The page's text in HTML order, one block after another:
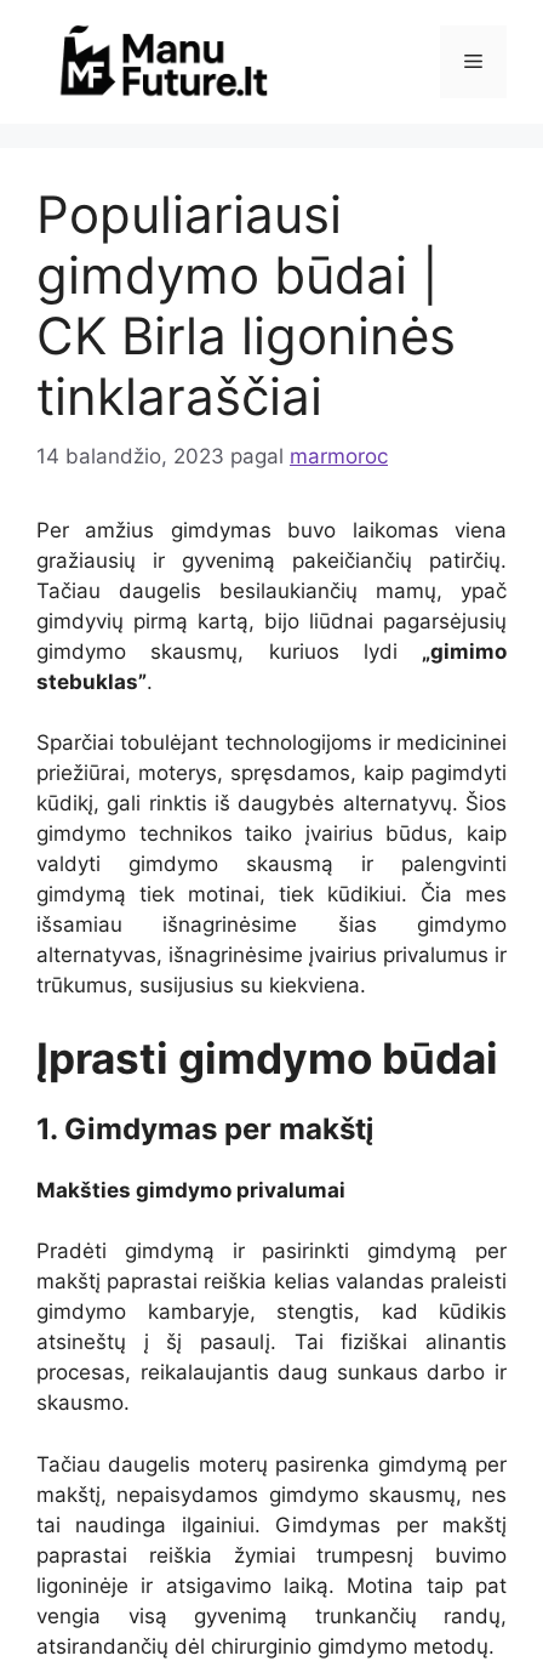
Meniu
Populiariausi
gimdymo būdai |
CK Birla ligoninės
tinklaraščiai
14 balandžio, 2023 pagal marmoroc
Per amžius gimdymas buvo laikomas viena
gražiausių ir gyvenimą pakeičiančių patirčių.
Tačiau daugelis besilaukiančių mamų, ypač
gimdyvių pirmą kartą, bijo liūdnai pagarsėjusių
gimdymo skausmų, kuriuos lydi „gimimo
stebuklas”.
Sparčiai tobulėjant technologijoms ir medicininei
priežiūrai, moterys, spręsdamos, kaip pagimdyti
kūdikį, gali rinktis iš daugybės alternatyvų. Šios
gimdymo technikos taiko įvairius būdus, kaip
valdyti gimdymo skausmą ir palengvinti
gimdymą tiek motinai, tiek kūdikiui. Čia mes
išsamiau išnagrinėsime šias gimdymo
alternatyvas, išnagrinėsime įvairius privalumus ir
trūkumus, susijusius su kiekviena.
Įprasti gimdymo būdai
1. Gimdymas per makštį
Makšties gimdymo privalumai
Pradėti gimdymą ir pasirinkti gimdymą per
makštį paprastai reiškia kelias valandas praleisti
gimdymo kambaryje, stengtis, kad kūdikis
atsineštų į šį pasaulį. Tai fiziškai alinantis
procesas, reikalaujantis daug sunkaus darbo ir
skausmo.
Tačiau daugelis moterų pasirenka gimdymą per
makštį, nepaisydamos gimdymo skausmų, nes
tai naudinga ilgainiui. Gimdymas per makštį
paprastai reiškia žymiai trumpesnį buvimo
ligoninėje ir atsigavimo laiką. Motina taip pat
vengia visą gyvenimą trunkančių randų,
atsirandančių dėl chirurginio gimdymo metodų.